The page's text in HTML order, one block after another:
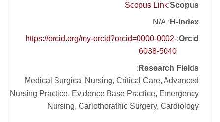
Scopus
:
Scopus Link
H-Index
: N/A
Orcid
:
https://orcid.org/my-orcid?orcid=0000-0002-
6038-5040
Research Fields
:
Medical Surgical Nursing, Critical Care, Advanced
Nursing Practice, Evidence Base Practice, Emergency
Nursing, Cariothorathic Surgery, Cardiology